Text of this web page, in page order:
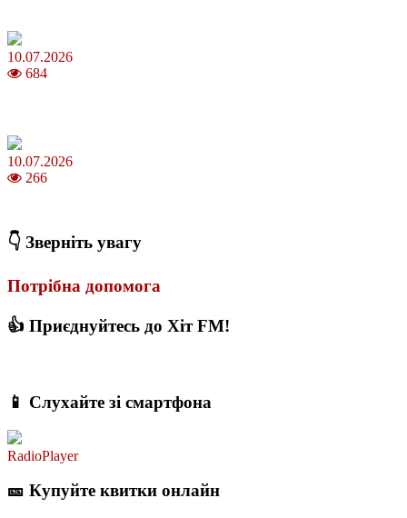
10.07.2026
684
10.07.2026
266
👇 Зверніть увагу
Потрібна допомога
👍 Приєднуйтесь до Хіт FM!
📱 Слухайте зі смартфона
RadioPlayer
🎫 Купуйте квитки онлайн